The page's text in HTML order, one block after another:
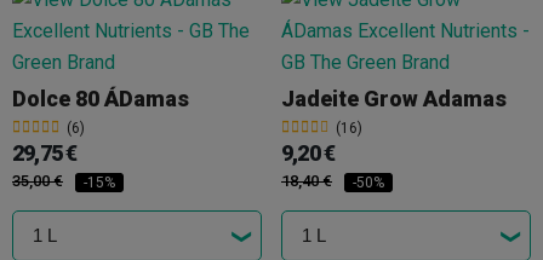
Dolce 80 ÁDamas
(6)
29,75 €
35,00 € -15%
Jadeite Grow Adamas
(16)
9,20 €
18,40 € -50%